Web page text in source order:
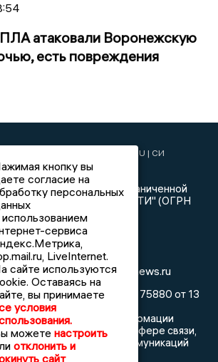
атаковали Воронежскую
есть повреждения
2019 © VORONEZHNEWS.RU | СИ
«Воронежские новости»
Общество с ограниченной
"РЕГИОНАЛЬНЫЕ НОВОСТИ" (ОГРН
Пирогов А.А.
+7 (473) 262 77 92
редакции:info@voronezhnews.ru
номер: серия Эл № ФС 77 - 75880 от 13
выписке из реестра
средств массовой информации
службой по надзору в сфере связи,
и массовых коммуникаций
кнопку вы
согласие на
персональных
сервиса
LiveInternet.
сайте используются
Оставаясь на
вы принимаете
условия
можете настроить
отклонить и
сайт